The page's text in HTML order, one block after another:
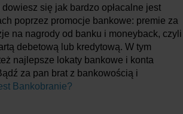
się jak bardzo opłacalne jest
poprzez promocje bankowe: premie za
na nagrody od banku i moneyback, czyli
debetową lub kredytową. W tym
najlepsze lokaty bankowe i konta
za pan brat z bankowością i
Bankobranie?